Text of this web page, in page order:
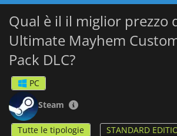
Qual è il il miglior prezzo
Ultimate Mayhem
Pack DLC?
PC
Steam
Tutte le tipologie STANDARD